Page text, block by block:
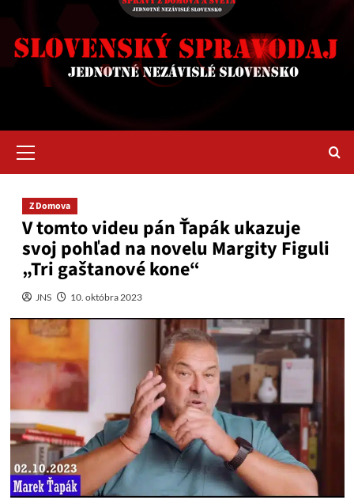
Menu
Z Domova
V tomto videu pán Ťapák ukazuje
svoj pohľad na novelu Margity Figuli
„Tri gaštanové kone“
JNS 10. októbra 2023